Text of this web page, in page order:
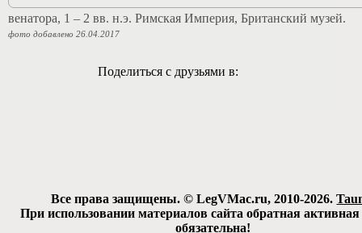
венатора, 1 – 2 вв. н.э. Римская Империя, Британский музей.
фото добавлено 26.04.2017
Поделиться с друзьями в:
Все права защищены. © LegVMac.ru, 2010-2026.
При использовании материалов сайта обратная
обязательна!